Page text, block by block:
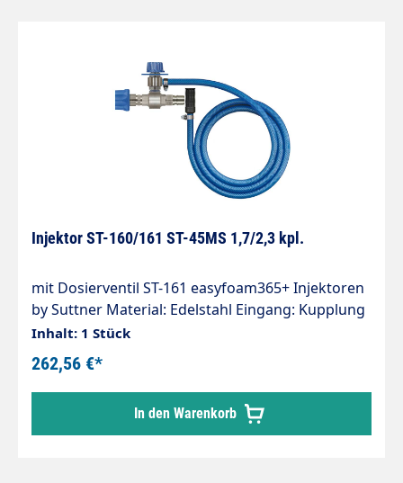
Injektor ST-160/161 ST-45MS 1,7/2,3 kpl.
mit Dosierventil ST-161 easyfoam365+ Injektoren
by Suttner Material: Edelstahl Eingang: Kupplung
ST-45-250 Messing vernickelt Ausgang: Stecker
ST-45-250 Edelstahl Düsengröße: 1,7 mm : 2,3 mm
Ansaugung: Tülle 9 mm Ansaugschlauch 2.000
mm Ansaugfilter ST-31 Max. 350 bar / 90°C
Injektor ST-160 für Chemie- und
Schaumanwendungen. Regulierung der
Inhalt: 1 Stück
262,56 €*
In den Warenkorb